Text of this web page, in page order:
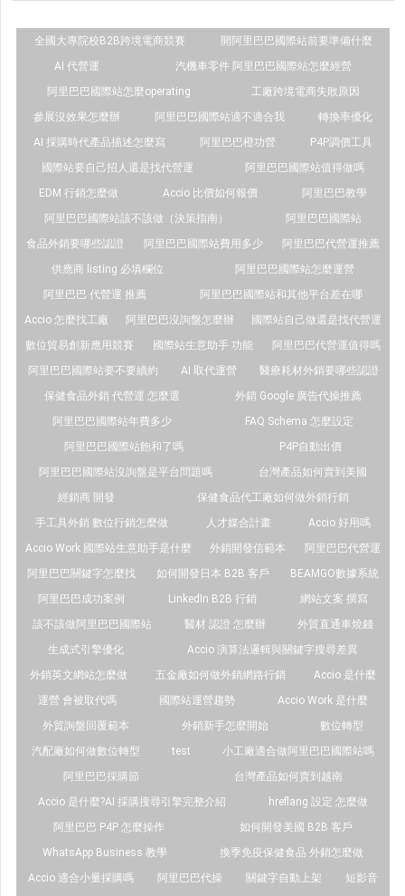
全國大專院校B2B跨境電商競賽
開阿里巴巴國際站前要準備什麼
AI 代營運
汽機車零件 阿里巴巴國際站怎麼經營
阿里巴巴國際站怎麼operating
工廠跨境電商失敗原因
參展沒效果怎麼辦
阿里巴巴國際站適不適合我
轉換率優化
AI 採購時代產品描述怎麼寫
阿里巴巴橙功營
P4P調價工具
國際站要自己招人還是找代營運
阿里巴巴國際站值得做嗎
EDM 行銷怎麼做
Accio 比價如何報價
阿里巴巴教學
阿里巴巴國際站該不該做（決策指南）
阿里巴巴國際站
食品外銷要哪些認證
阿里巴巴國際站費用多少
阿里巴巴代營運推薦
供應商 listing 必填欄位
阿里巴巴國際站怎麼運營
阿里巴巴 代營運 推薦
阿里巴巴國際站和其他平台差在哪
Accio 怎麼找工廠
阿里巴巴沒詢盤怎麼辦
國際站自己做還是找代營運
數位貿易創新應用競賽
國際站生意助手 功能
阿里巴巴代營運值得嗎
阿里巴巴國際站要不要續約
AI 取代運營
醫療耗材外銷要哪些認證
保健食品外銷 代營運 怎麼選
外銷 Google 廣告代操推薦
阿里巴巴國際站年費多少
FAQ Schema 怎麼設定
阿里巴巴國際站飽和了嗎
P4P自動出價
阿里巴巴國際站沒詢盤是平台問題嗎
台灣產品如何賣到美國
經銷商 開發
保健食品代工廠如何做外銷行銷
手工具外銷 數位行銷怎麼做
人才媒合計畫
Accio 好用嗎
Accio Work 國際站生意助手是什麼
外銷開發信範本
阿里巴巴代營運
阿里巴巴關鍵字怎麼找
如何開發日本 B2B 客戶
BEAMGO數據系統
阿里巴巴成功案例
LinkedIn B2B 行銷
網站文案 撰寫
該不該做阿里巴巴國際站
醫材 認證 怎麼辦
外貿直通車燒錢
生成式引擎優化
Accio 演算法邏輯與關鍵字搜尋差異
外銷英文網站怎麼做
五金廠如何做外銷網路行銷
Accio 是什麼
運營 會被取代嗎
國際站運營趨勢
Accio Work 是什麼
外貿詢盤回覆範本
外銷新手怎麼開始
數位轉型
汽配廠如何做數位轉型
test
小工廠適合做阿里巴巴國際站嗎
阿里巴巴採購節
台灣產品如何賣到越南
Accio 是什麼?AI 採購搜尋引擎完整介紹
hreflang 設定 怎麼做
阿里巴巴 P4P 怎麼操作
如何開發美國 B2B 客戶
WhatsApp Business 教學
換季免疫保健食品 外銷怎麼做
Accio 適合小量採購嗎
阿里巴巴代操 關鍵字自動上架
短影音